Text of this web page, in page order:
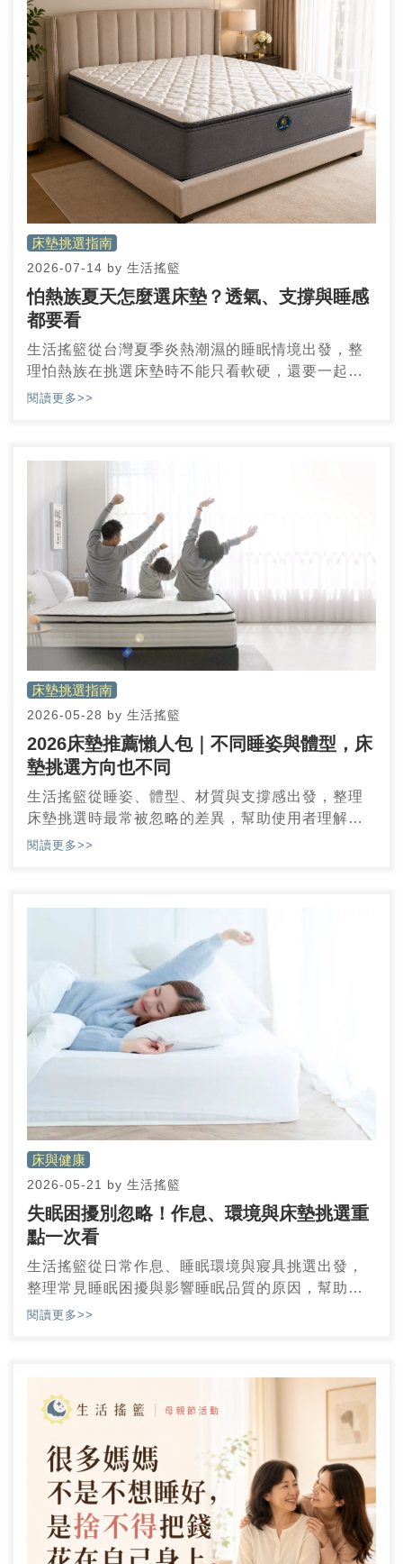
床墊挑選指南
2026-07-14 by 生活搖籃
怕熱族夏天怎麼選床墊？透氣、支撐與睡感
都要看
生活搖籃從台灣夏季炎熱潮濕的睡眠情境出發，整
理怕熱族在挑選床墊時不能只看軟硬，還要一起評
估透氣性、支撐力與實際睡感，幫助使用者找到更
閱讀更多>>
床墊挑選指南
2026-05-28 by 生活搖籃
2026床墊推薦懶人包｜不同睡姿與體型，床
墊挑選方向也不同
生活搖籃從睡姿、體型、材質與支撐感出發，整理
床墊挑選時最常被忽略的差異，幫助使用者理解不
同床墊類型在支撐、透氣與翻身感受上的實際影
閱讀更多>>
床與健康
2026-05-21 by 生活搖籃
失眠困擾別忽略！作息、環境與床墊挑選重
點一次看
生活搖籃從日常作息、睡眠環境與寢具挑選出發，
整理常見睡眠困擾與影響睡眠品質的原因，幫助使
用者重新檢視真正影響休息狀態的細節。
閱讀更多>>